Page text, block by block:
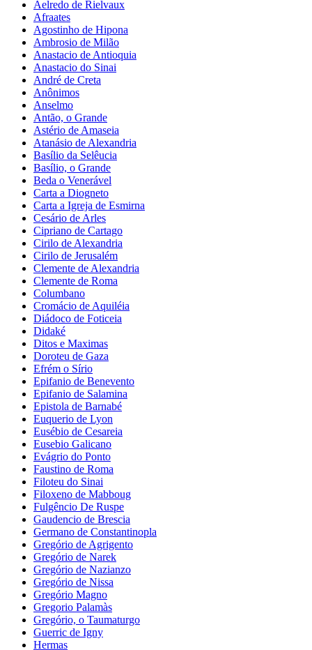
Aelredo de Rielvaux
Afraates
Agostinho de Hipona
Ambrosio de Milão
Anastacio de Antioquia
Anastacio do Sinai
André de Creta
Anônimos
Anselmo
Antão, o Grande
Astério de Amaseia
Atanásio de Alexandria
Basílio da Selêucia
Basílio, o Grande
Beda o Venerável
Carta a Diogneto
Carta a Igreja de Esmirna
Cesário de Arles
Cipriano de Cartago
Cirilo de Alexandria
Cirilo de Jerusalém
Clemente de Alexandria
Clemente de Roma
Columbano
Cromácio de Aquiléia
Diádoco de Foticeia
Didaké
Ditos e Maximas
Doroteu de Gaza
Efrém o Sírio
Epifanio de Benevento
Epifanio de Salamina
Epistola de Barnabé
Euquerio de Lyon
Eusébio de Cesareia
Eusebio Galicano
Evágrio do Ponto
Faustino de Roma
Filoteu do Sinai
Filoxeno de Mabboug
Fulgêncio De Ruspe
Gaudencio de Brescia
Germano de Constantinopla
Gregório de Agrigento
Gregório de Narek
Gregório de Nazianzo
Gregório de Nissa
Gregório Magno
Gregorio Palamàs
Gregório, o Taumaturgo
Guerric de Igny
Hermas